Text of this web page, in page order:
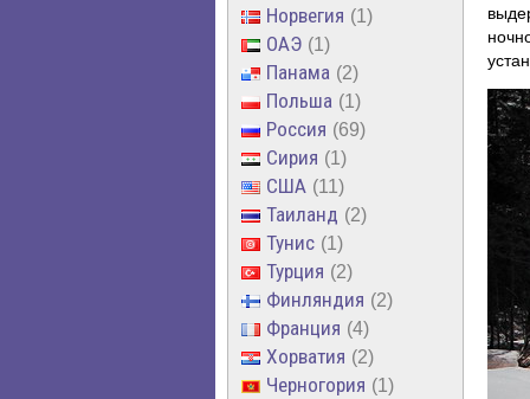
Норвегия 1
ОАЭ 1
Панама 2
Польша 1
Россия 69
Сирия 1
США 11
Таиланд 2
Тунис 1
Турция 2
Финляндия 2
Франция 4
Хорватия 2
Черногория 1